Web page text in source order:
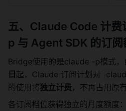
五、Claude Code 计
p 与 Agent SDK 的订阅
Bridge使用的是claude -p模式，
日 起，Claude 订阅计划对
的使用将独立计费 ，不再占用原
各订阅档位获得独立的月度额度